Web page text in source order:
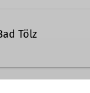
Tölz